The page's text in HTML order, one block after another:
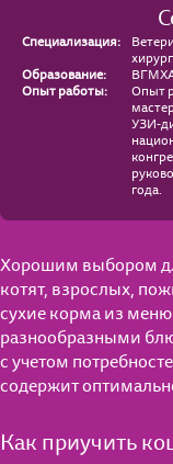
Специализация:
хирург.
Образование:
Опыт работы:
Опыт
УЗИ-
года.
Хорошим выбором
котят, взрослых,
сухие корма из
разнообразными
с учетом
содержит
Как приучить